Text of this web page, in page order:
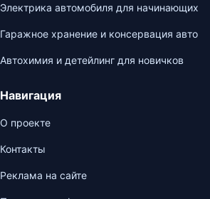
Электрика автомобиля для начинающих
Гаражное хранение и консервация авто
Автохимия и детейлинг для новичков
Навигация
О проекте
Контакты
Реклама на сайте